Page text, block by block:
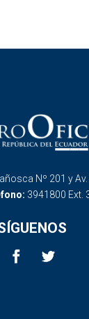
Nº 201 y
3941800 Ext.